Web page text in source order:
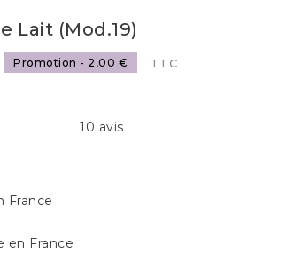
Lait (mod.19)
Promotion - 2,00 € TTC
10 avis
France
en France